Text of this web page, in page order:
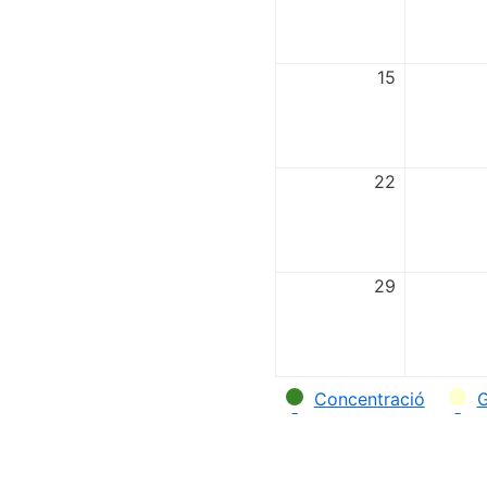
15
22
29
Categories
Concentració